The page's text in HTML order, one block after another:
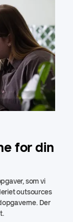
for din
som vi
outsources
Der